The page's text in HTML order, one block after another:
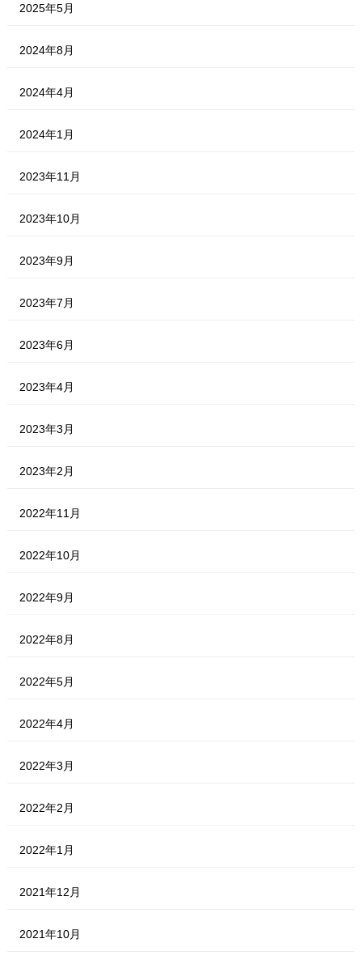
2025年5月
2024年8月
2024年4月
2024年1月
2023年11月
2023年10月
2023年9月
2023年7月
2023年6月
2023年4月
2023年3月
2023年2月
2022年11月
2022年10月
2022年9月
2022年8月
2022年5月
2022年4月
2022年3月
2022年2月
2022年1月
2021年12月
2021年10月